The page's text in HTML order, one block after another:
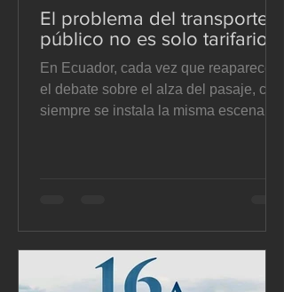
El problema del transporte
público no es solo tarifario
En Ecuador, cada vez que reaparece
el debate sobre el alza del pasaje, casi
siempre se instala la misma escena:
formularse mal desde el inicio. Se
presenta como si la pregunta central